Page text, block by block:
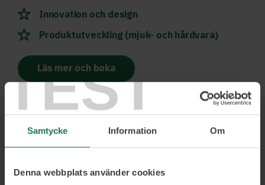
TEST
Samtycke Information Om
Denna webbplats använder cookies
Innovation och design
Produktutveckling (mjuk- och hårdvara)
Läs mer och boka
Ett urval av våra kunder